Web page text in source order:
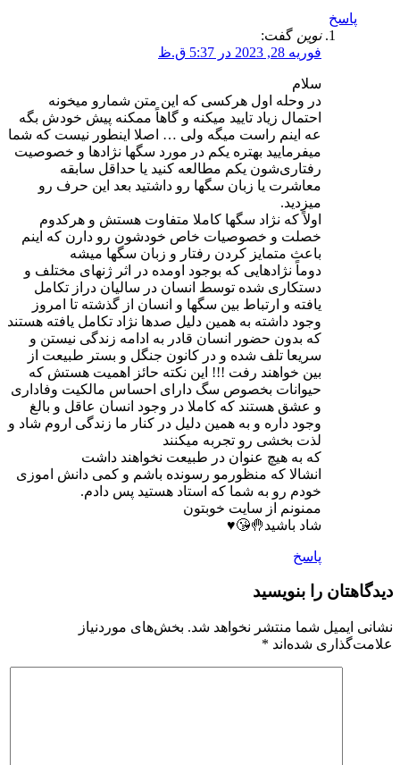
پاسخ
نوین گفت:
فوریه 28, 2023 در 5:37 ق.ظ
سلام
در وحله اول هرکسی که این متن شمارو میخونه
احتمال زیاد تایید میکنه و گاهاً ممکنه پیش خودش بگه
عه اینم راست میگه ولی … اصلا اینطور نیست که شما
میفرمایید بهتره یکم در مورد سگها نژادها و خصوصیت
رفتاری‌شون یکم مطالعه کنید یا حداقل سابقه
معاشرت یا زبان سگها رو داشتید بعد این حرف رو
میزدید.
اولاً که نژاد سگها کاملا متفاوت هستش و هرکدوم
خصلت و خصوصیات خاص خودشون رو دارن که اینم
باعث متمایز کردن رفتار و زبان سگها میشه
دوماً نژادهایی که بوجود اومده در اثر ژنهای مختلف و
دستکاری شده توسط انسان در سالیان دراز تکامل
یافته و ارتباط بین سگها و انسان از گذشته تا امروز
وجود داشته به همین دلیل صدها نژاد تکامل یافته هستند
که بدون حضور انسان قادر به ادامه زندگی نیستن و
سریعا تلف شده و در کانون جنگل و بستر طبیعت از
بین خواهند رفت !!! این نکته حائز اهمیت هستش که
حیوانات بخصوص سگ دارای احساس مالکیت وفاداری
و عشق هستند که کاملا در وجود انسان عاقل و بالغ
وجود داره و به همین دلیل در کنار ما زندگی اروم شاد و
لذت بخشی رو تجربه میکنند
که به هیچ عنوان در طبیعت نخواهند داشت
انشالا که منظورمو رسونده باشم و کمی دانش اموزی
خودم رو به شما که استاد هستید پس دادم.
ممنونم از سایت خوبتون
شاد باشید🤚😘♥️
پاسخ
دیدگاهتان را بنویسید
نشانی ایمیل شما منتشر نخواهد شد. بخش‌های موردنیاز
علامت‌گذاری شده‌اند *